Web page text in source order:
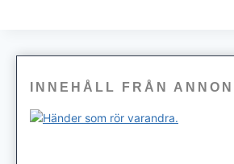
INNEHÅLL FRÅN